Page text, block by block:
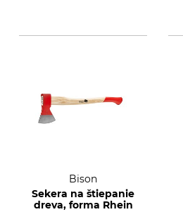
Bison
Sekera na štiepanie
dreva, forma Rhein